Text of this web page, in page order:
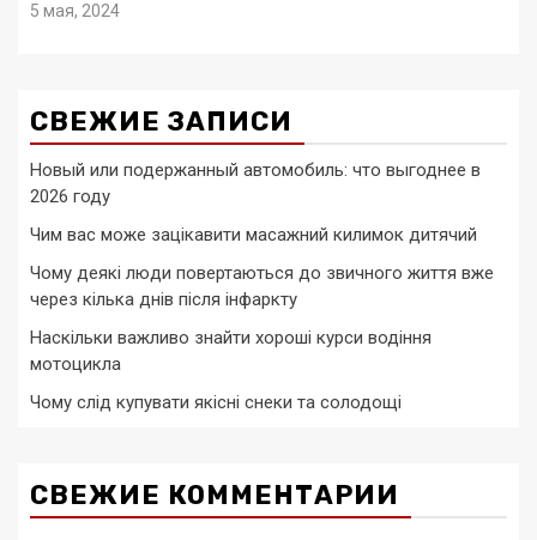
5 мая, 2024
СВЕЖИЕ ЗАПИСИ
Новый или подержанный автомобиль: что выгоднее в
2026 году
Чим вас може зацікавити масажний килимок дитячий
Чому деякі люди повертаються до звичного життя вже
через кілька днів після інфаркту
Наскільки важливо знайти хороші курси водіння
мотоцикла
Чому слід купувати якісні снеки та солодощі
СВЕЖИЕ КОММЕНТАРИИ